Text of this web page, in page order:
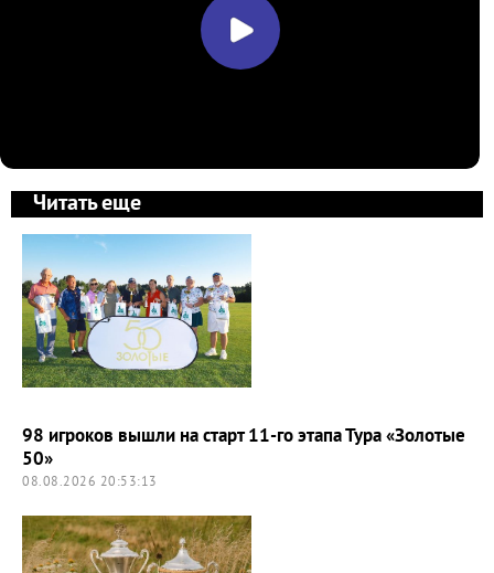
Читать еще
98 игроков вышли на старт 11-го этапа Тура «Золотые
50»
08.08.2026 20:53:13